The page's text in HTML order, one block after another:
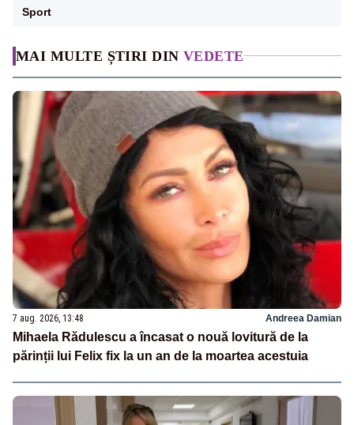
MAI MULTE ȘTIRI DIN VEDETE
7 aug. 2026, 13:48 Andreea Damian
Mihaela Rădulescu a încasat o nouă lovitură de la
părinții lui Felix fix la un an de la moartea acestuia
Sport